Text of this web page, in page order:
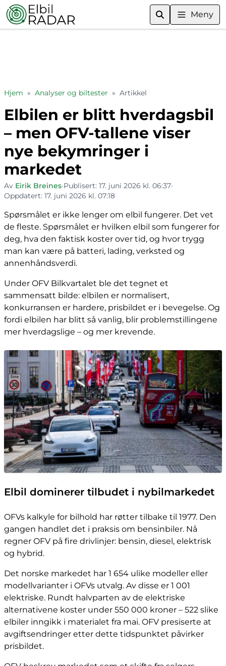
Meny
Hjem » Analyser og biltester » Artikkel
Elbilen er blitt hverdagsbil
– men OFV-tallene viser
nye bekymringer i
markedet
Av Eirik Breines•Publisert: 17. juni 2026 kl. 06:37•
Oppdatert: 17. juni 2026 kl. 07:18
Spørsmålet er ikke lenger om elbil fungerer. Det vet
de fleste. Spørsmålet er hvilken elbil som fungerer for
deg, hva den faktisk koster over tid, og hvor trygg
man kan være på batteri, lading, verksted og
annenhåndsverdi.
Under OFV Bilkvartalet ble det tegnet et
sammensatt bilde: elbilen er normalisert,
konkurransen er hardere, prisbildet er i bevegelse. Og
fordi elbilen har blitt så vanlig, blir problemstillingene
mer hverdagslige – og mer krevende.
Elbil dominerer tilbudet i nybilmarkedet
OFVs kalkyle for bilhold har røtter tilbake til 1977. Den
gangen handlet det i praksis om bensinbiler. Nå
regner OFV på fire drivlinjer: bensin, diesel, elektrisk
og hybrid.
Det norske markedet har 1 654 ulike modeller eller
modellvarianter i OFVs utvalg. Av disse er 1 001
elektriske. Rundt halvparten av de elektriske
alternativene koster under 550 000 kroner – 522 slike
elbiler inngikk i materialet fra mai. OFV presiserte at
avgiftsendringer etter dette tidspunktet påvirker
prisbildet.